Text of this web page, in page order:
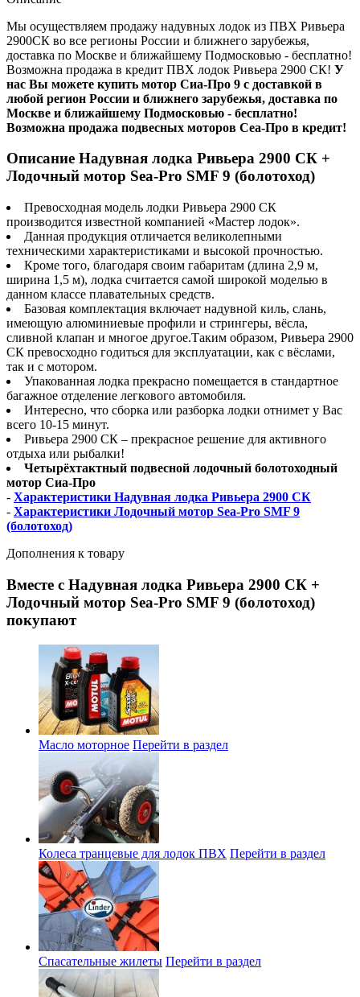
Мы осуществляем продажу надувных лодок из ПВХ Ривьера
2900СК во все регионы России и ближнего зарубежья,
доставка по Москве и ближайшему Подмосковью - бесплатно!
Возможна продажа в кредит ПВХ лодок Ривьера 2900 СК! У
нас Вы можете купить мотор Сиа-Про 9 с доставкой в
любой регион России и ближнего зарубежья, доставка по
Москве и ближайшему Подмосковью - бесплатно!
Возможна продажа подвесных моторов Сеа-Про в кредит!
Описание Надувная лодка Ривьера 2900 СК +
Лодочный мотор Sea-Pro SMF 9 (болотоход)
Превосходная модель лодки Ривьера 2900 СК
производится известной компанией «Мастер лодок».
Данная продукция отличается великолепными
техническими характеристиками и высокой прочностью.
Кроме того, благодаря своим габаритам (длина 2,9 м,
ширина 1,5 м), лодка считается самой широкой моделью в
данном классе плавательных средств.
Базовая комплектация включает надувной киль, слань,
имеющую алюминиевые профили и стрингеры, вёсла,
сливной клапан и многое другое.Таким образом, Ривьера 2900
СК превосходно годиться для эксплуатации, как с вёслами,
так и с мотором.
Упакованная лодка прекрасно помещается в стандартное
багажное отделение легкового автомобиля.
Интересно, что сборка или разборка лодки отнимет у Вас
всего 10-15 минут.
Ривьера 2900 СК – прекрасное решение для активного
отдыха или рыбалки!
Четырёхтактный подвесной лодочный болотоходный
мотор Сиа-Про
- Характеристики Надувная лодка Ривьера 2900 СК
- Характеристики Лодочный мотор Sea-Pro SMF 9
(болотоход)
Дополнения к товару
Вместе с Надувная лодка Ривьера 2900 СК +
Лодочный мотор Sea-Pro SMF 9 (болотоход)
покупают
Масло моторное Перейти в раздел
Колеса транцевые для лодок ПВХ Перейти в раздел
Спасательные жилеты Перейти в раздел